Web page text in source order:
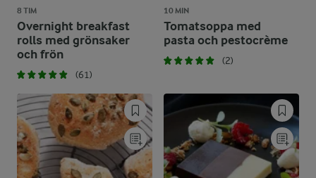
8 TIM
Overnight breakfast
rolls med grönsaker
och frön
(61)
10 MIN
Tomatsoppa med
pasta och pestocrème
(2)